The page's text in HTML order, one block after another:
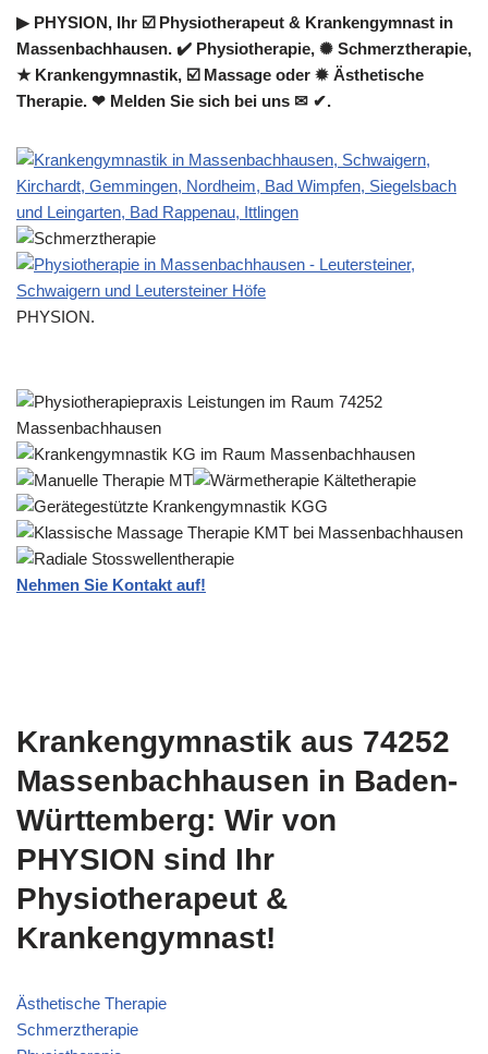
▶︎ PHYSION, Ihr ☑️ Physiotherapeut & Krankengymnast in
Massenbachhausen. ✔️ Physiotherapie, ✺ Schmerztherapie,
★ Krankengymnastik, ☑️ Massage oder ✹ Ästhetische
Therapie. ❤ Melden Sie sich bei uns ✉ ✔.
PHYSION.
Nehmen Sie Kontakt auf!
Krankengymnastik aus 74252
Massenbachhausen in Baden-
Württemberg: Wir von
PHYSION sind Ihr
Physiotherapeut &
Krankengymnast!
Ästhetische Therapie
Schmerztherapie